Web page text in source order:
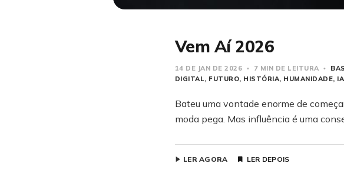
Vem Aí 2026
14 DE JAN DE 2026 7 MIN DE LEITURA
DIGITAL
FUTURO HISTÓRIA HUMANIDADE IA
Bateu uma vontade enorme de
moda pega. Mas influência é uma
LER AGORA LER DEPOIS